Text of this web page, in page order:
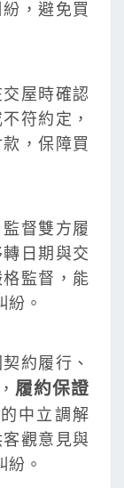
，避免買
屋時確認
符約定，
，保障買
督雙方履
日期與交
監督，能
紛。
約履行、
履約保證
中立調解
觀意見與
紛。